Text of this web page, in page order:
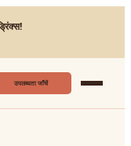
उपलब्धता जाँचें